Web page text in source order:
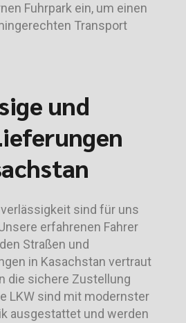
Fuhrpark ein, um einen
Transport
und
sind für uns
erfahrenen Fahrer
Straßen und
in Kasachstan vertraut
die sichere Zustellung
LKW sind mit modernster
ausgestattet und werden